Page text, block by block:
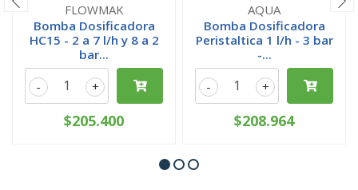
FLOWMAK
Bomba Dosificadora
HC15 - 2 a 7 l/h y 8 a 2
bar...
+
-
$205.400
AQUA
Bomba Dosificadora
Peristaltica 1 l/h - 3 bar
-...
+
-
$208.964